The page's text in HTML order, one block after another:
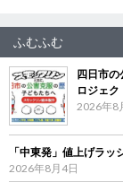
ふむふむ
四日市
ロジェ
2026年8
「中東発」値上げラ
2026年8月4日